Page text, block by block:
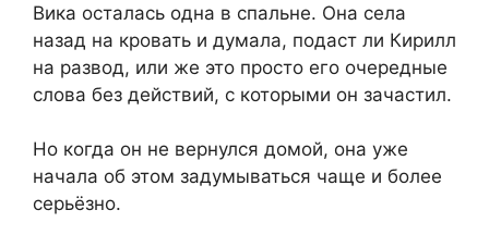
Вика осталась одна в спальне. Она села
назад на кровать и думала, подаст ли Кирилл
на развод, или же это просто его очередные
слова без действий, с которыми он зачастил.
Но когда он не вернулся домой, она уже
начала об этом задумываться чаще и более
серьёзно.